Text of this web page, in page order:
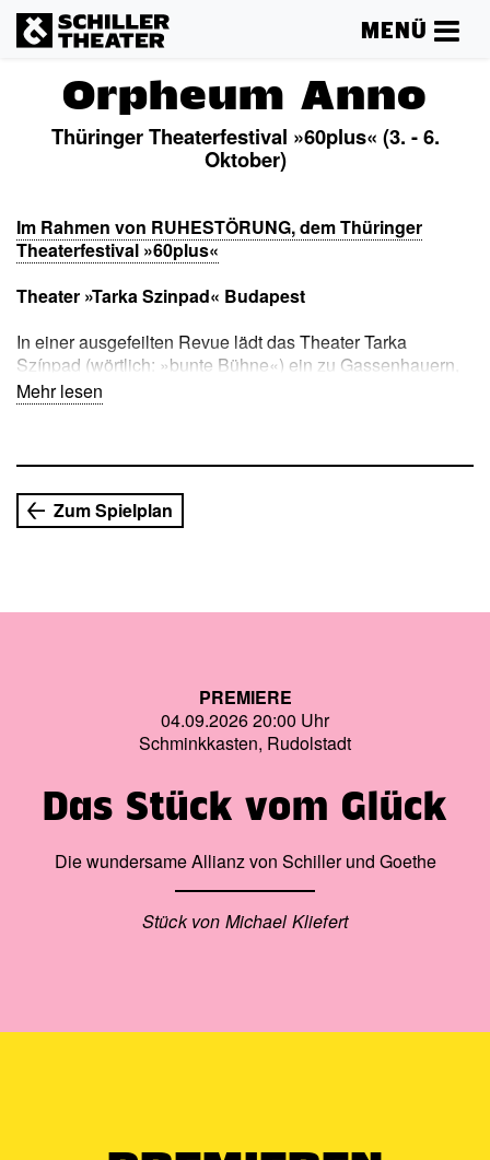
MENÜ
Orpheum Anno
Thüringer Theaterfestival »60plus« (3. - 6.
Oktober)
Im Rahmen von RUHESTÖRUNG, dem Thüringer
Theaterfestival »60plus«
Theater »Tarka Szinpad« Budapest
In einer ausgefeilten Revue lädt das Theater Tarka
Színpad (wörtlich: »bunte Bühne«) ein zu Gassenhauern,
unbeschwerte Couplets, Zaubertricks, Sprachakrobatik
und grotesken Clownerien. Die verwandlungsfreudigen
vergessenen Varieté-Theaters der 1920er Jahre
wiederauferstehen. Die Erinnerung zaubert dem
Spieldauer: 50′
Klára Dobos, Zsuzsa Gyulai, Marika Kövér, Erika Ster, Iván
Regie und Bühne: Miklós Köllö
Mehr lesen
Zum Spielplan
PREMIERE
04.09.2026 20:00 Uhr
Schminkkasten, Rudolstadt
Das Stück vom Glück
Die wundersame Allianz von Schiller und Goethe
Stück von Michael Kliefert